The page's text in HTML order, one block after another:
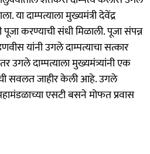
या दाम्पत्याला मुख्यमंत्री देवेंद्र
करण्याची संधी मिळाली. पूजा संपन्न
यांनी उगले दाम्पत्याचा सत्कार
उगले दाम्पत्याला मुख्यमंत्र्यांनी एक
सवलत जाहीर केली आहे. उगले
महामंडळाच्या एसटी बसने मोफत प्रवास